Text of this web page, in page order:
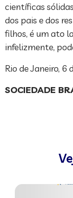
científicas
dos pais e dos
filhos, é um ato
infelizmente,
Rio de Janeiro, 6
SOCIEDADE